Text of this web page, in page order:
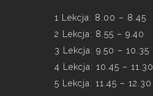
1 Lekcja: 8.00 – 8.45
2 Lekcja: 8.55 – 9.40
3 Lekcja: 9.50 – 10.35
4 Lekcja: 10.45 – 11.30
5 Lekcja: 11.45 – 12.30